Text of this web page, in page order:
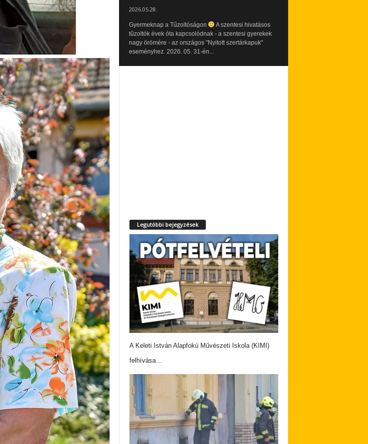
2026.05.28.
Gyermeknap a Tűzoltóságon
A szentesi hivatásos
tűzoltók évek óta kapcsolódnak - a szentesi gyerekek
nagy örömére - az országos "Nyitott szertárkapuk"
eseményhez. 2026. 05. 31-én...
Legutóbbi bejegyzések
A Keleti István Alapfokú Művészeti Iskola (KIMI)
felhívása…